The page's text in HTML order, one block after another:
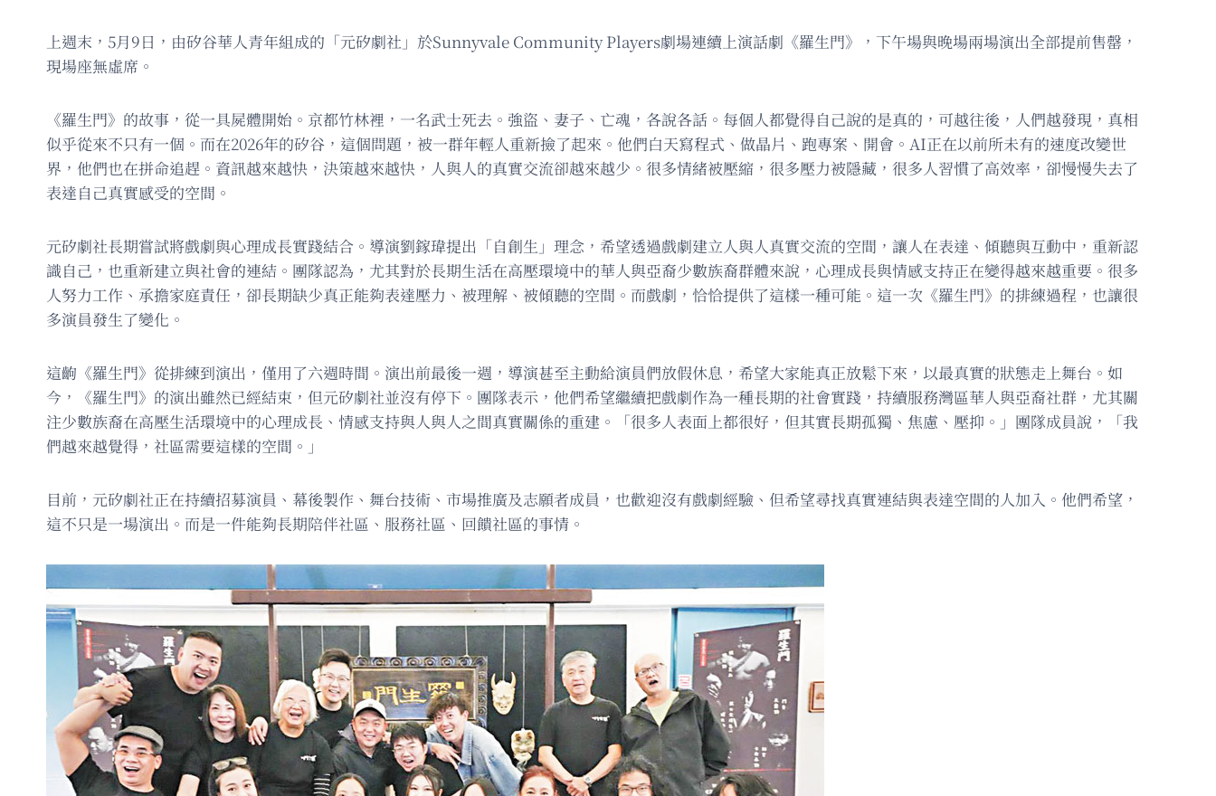
上週末，5月9日，由矽谷華人青年組成的「元矽劇社」於Sunnyvale Community Players劇場連續上演話劇《羅生門》，下午場與晚場兩場演出全部提前售罄，
現場座無虛席。
《羅生門》的故事，從一具屍體開始。京都竹林裡，一名武士死去。強盜、妻子、亡魂，各說各話。每個人都覺得自己說的是真的，可越往後，人們越發現，真相
似乎從來不只有一個。而在2026年的矽谷，這個問題，被一群年輕人重新撿了起來。他們白天寫程式、做晶片、跑專案、開會。AI正在以前所未有的速度改變世
界，他們也在拼命追趕。資訊越來越快，決策越來越快，人與人的真實交流卻越來越少。很多情緒被壓縮，很多壓力被隱藏，很多人習慣了高效率，卻慢慢失去了
表達自己真實感受的空間。
元矽劇社長期嘗試將戲劇與心理成長實踐結合。導演劉鎵瑋提出「自創生」理念，希望透過戲劇建立人與人真實交流的空間，讓人在表達、傾聽與互動中，重新認
識自己，也重新建立與社會的連結。團隊認為，尤其對於長期生活在高壓環境中的華人與亞裔少數族裔群體來說，心理成長與情感支持正在變得越來越重要。很多
人努力工作、承擔家庭責任，卻長期缺少真正能夠表達壓力、被理解、被傾聽的空間。而戲劇，恰恰提供了這樣一種可能。這一次《羅生門》的排練過程，也讓很
多演員發生了變化。
這齣《羅生門》從排練到演出，僅用了六週時間。演出前最後一週，導演甚至主動給演員們放假休息，希望大家能真正放鬆下來，以最真實的狀態走上舞台。如
今，《羅生門》的演出雖然已經結束，但元矽劇社並沒有停下。團隊表示，他們希望繼續把戲劇作為一種長期的社會實踐，持續服務灣區華人與亞裔社群，尤其關
注少數族裔在高壓生活環境中的心理成長、情感支持與人與人之間真實關係的重建。「很多人表面上都很好，但其實長期孤獨、焦慮、壓抑。」團隊成員說，「我
們越來越覺得，社區需要這樣的空間。」
目前，元矽劇社正在持續招募演員、幕後製作、舞台技術、市場推廣及志願者成員，也歡迎沒有戲劇經驗、但希望尋找真實連結與表達空間的人加入。他們希望，
這不只是一場演出。而是一件能夠長期陪伴社區、服務社區、回饋社區的事情。